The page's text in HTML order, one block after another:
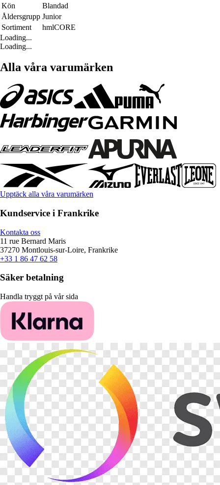
Kön
Blandad
Åldersgrupp Junior
Sortiment
hmlCORE
Loading...
Loading...
Alla våra varumärken
Upptäck alla våra varumärken
Kundservice i Frankrike
Kontakta oss
11 rue Bernard Maris
37270 Montlouis-sur-Loire, Frankrike
+33 1 86 47 62 58
Säker betalning
Handla tryggt på vår sida